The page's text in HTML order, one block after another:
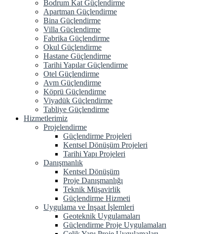
Bodrum Kat Güçlendirme
Apartman Güçlendirme
Bina Güçlendirme
Villa Güçlendirme
Fabrika Güçlendirme
Okul Güçlendirme
Hastane Güçlendirme
Tarihi Yapılar Güçlendirme
Otel Güçlendirme
Avm Güçlendirme
Köprü Güçlendirme
Viyadük Güçlendirme
Tabliye Güçlendirme
Hizmetlerimiz
Projelendirme
Güçlendirme Projeleri
Kentsel Dönüşüm Projeleri
Tarihi Yapı Projeleri
Danışmanlık
Kentsel Dönüşüm
Proje Danışmanlığı
Teknik Müşavirlik
Güçlendirme Hizmeti
Uygulama ve İnşaat İşlemleri
Geoteknik Uygulamaları
Güçlendirme Proje Uygulamaları